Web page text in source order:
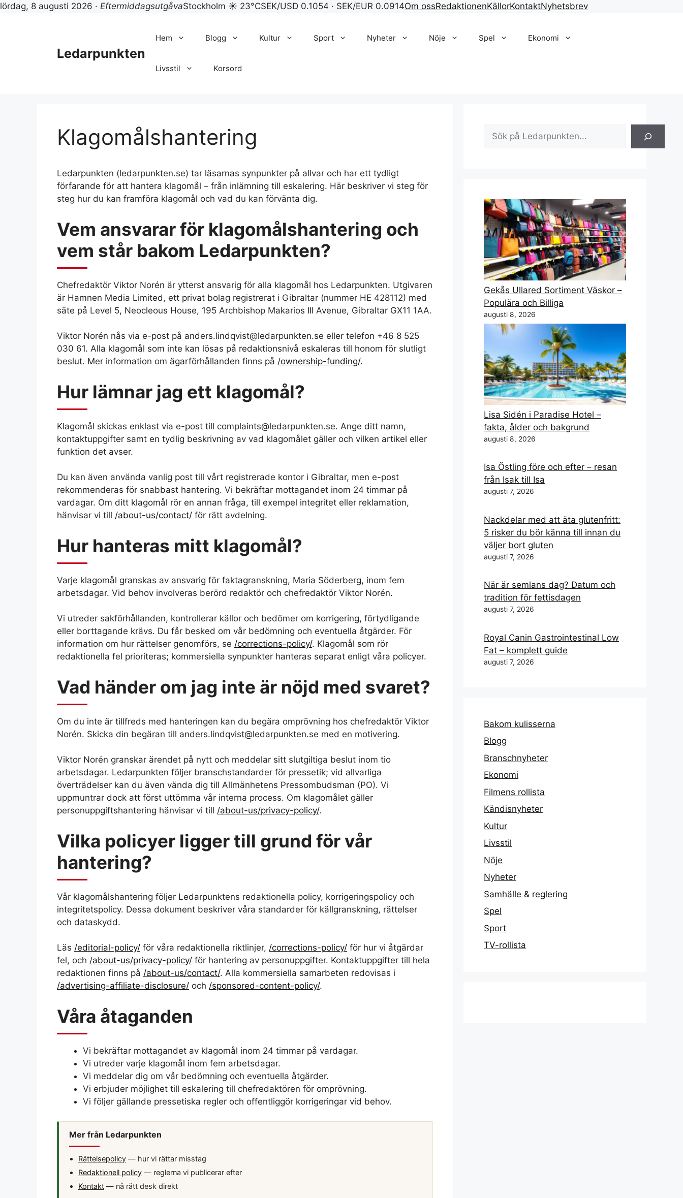
lördag, 8 augusti 2026 · EftermiddagsutgåvaStockholm ☀ 23°CSEK/USD 0.1054 · SEK/EUR 0.0914Om ossRedaktionenKällorKontaktNyhetsbrev
Ledarpunkten
Hem Blogg Kultur Sport Nyheter Nöje Spel Ekonomi
Livsstil Korsord
Klagomålshantering
Ledarpunkten (ledarpunkten.se) tar läsarnas synpunkter på allvar och har ett tydligt
förfarande för att hantera klagomål – från inlämning till eskalering. Här beskriver vi steg för
steg hur du kan framföra klagomål och vad du kan förvänta dig.
Vem ansvarar för klagomålshantering och
vem står bakom Ledarpunkten?
Chefredaktör Viktor Norén är ytterst ansvarig för alla klagomål hos Ledarpunkten. Utgivaren
är Hamnen Media Limited, ett privat bolag registrerat i Gibraltar (nummer HE 428112) med
säte på Level 5, Neocleous House, 195 Archbishop Makarios III Avenue, Gibraltar GX11 1AA.
Viktor Norén nås via e-post på anders.lindqvist@ledarpunkten.se eller telefon +46 8 525
030 61. Alla klagomål som inte kan lösas på redaktionsnivå eskaleras till honom för slutligt
beslut. Mer information om ägarförhållanden finns på /ownership-funding/.
Hur lämnar jag ett klagomål?
Klagomål skickas enklast via e-post till complaints@ledarpunkten.se. Ange ditt namn,
kontaktuppgifter samt en tydlig beskrivning av vad klagomålet gäller och vilken artikel eller
funktion det avser.
Du kan även använda vanlig post till vårt registrerade kontor i Gibraltar, men e-post
rekommenderas för snabbast hantering. Vi bekräftar mottagandet inom 24 timmar på
vardagar. Om ditt klagomål rör en annan fråga, till exempel integritet eller reklamation,
hänvisar vi till /about-us/contact/ för rätt avdelning.
Hur hanteras mitt klagomål?
Varje klagomål granskas av ansvarig för faktagranskning, Maria Söderberg, inom fem
arbetsdagar. Vid behov involveras berörd redaktör och chefredaktör Viktor Norén.
Vi utreder sakförhållanden, kontrollerar källor och bedömer om korrigering, förtydligande
eller borttagande krävs. Du får besked om vår bedömning och eventuella åtgärder. För
information om hur rättelser genomförs, se /corrections-policy/. Klagomål som rör
redaktionella fel prioriteras; kommersiella synpunkter hanteras separat enligt våra policyer.
Vad händer om jag inte är nöjd med svaret?
Om du inte är tillfreds med hanteringen kan du begära omprövning hos chefredaktör Viktor
Norén. Skicka din begäran till anders.lindqvist@ledarpunkten.se med en motivering.
Viktor Norén granskar ärendet på nytt och meddelar sitt slutgiltiga beslut inom tio
arbetsdagar. Ledarpunkten följer branschstandarder för pressetik; vid allvarliga
överträdelser kan du även vända dig till Allmänhetens Pressombudsman (PO). Vi
uppmuntrar dock att först uttömma vår interna process. Om klagomålet gäller
personuppgiftshantering hänvisar vi till /about-us/privacy-policy/.
Vilka policyer ligger till grund för vår
hantering?
Vår klagomålshantering följer Ledarpunktens redaktionella policy, korrigeringspolicy och
integritetspolicy. Dessa dokument beskriver våra standarder för källgranskning, rättelser
och dataskydd.
Läs /editorial-policy/ för våra redaktionella riktlinjer, /corrections-policy/ för hur vi åtgärdar
fel, och /about-us/privacy-policy/ för hantering av personuppgifter. Kontaktuppgifter till hela
redaktionen finns på /about-us/contact/. Alla kommersiella samarbeten redovisas i
/advertising-affiliate-disclosure/ och /sponsored-content-policy/.
Våra åtaganden
Vi bekräftar mottagandet av klagomål inom 24 timmar på vardagar.
Vi utreder varje klagomål inom fem arbetsdagar.
Vi meddelar dig om vår bedömning och eventuella åtgärder.
Vi erbjuder möjlighet till eskalering till chefredaktören för omprövning.
Vi följer gällande pressetiska regler och offentliggör korrigeringar vid behov.
Mer från Ledarpunkten
Rättelsepolicy — hur vi rättar misstag
Redaktionell policy — reglerna vi publicerar efter
Kontakt — nå rätt desk direkt
Sök
Gekås Ullared Sortiment Väskor –
Populära och Billiga
augusti 8, 2026
Lisa Sidén i Paradise Hotel –
fakta, ålder och bakgrund
augusti 8, 2026
Isa Östling före och efter – resan
från Isak till Isa
augusti 7, 2026
Nackdelar med att äta glutenfritt:
5 risker du bör känna till innan du
väljer bort gluten
augusti 7, 2026
När är semlans dag? Datum och
tradition för fettisdagen
augusti 7, 2026
Royal Canin Gastrointestinal Low
Fat – komplett guide
augusti 7, 2026
Bakom kulisserna
Blogg
Branschnyheter
Ekonomi
Filmens rollista
Kändisnyheter
Kultur
Livsstil
Nöje
Nyheter
Samhälle & reglering
Spel
Sport
TV-rollista